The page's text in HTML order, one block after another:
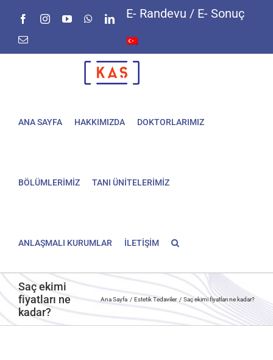
FacebookInstagramYouTubeWhatsAppLinkedIn
E-
E- Randevu / E- Sonuç
ANA SAYFA HAKKIMIZDA DOKTORLARIMIZ
BÖLÜMLERİMİZ TANI ÜNİTELERİMİZ
ANLAŞMALI KURUMLAR İLETİŞİM
Saç ekimi
fiyatları ne
kadar?
Ana Sayfa Estetik Tedaviler Saç ekimi fiyatları ne kadar?